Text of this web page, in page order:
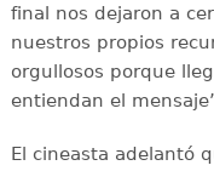
final nos dejaron a
nuestros propios
orgullosos porque
entiendan el
El cineasta adelantó